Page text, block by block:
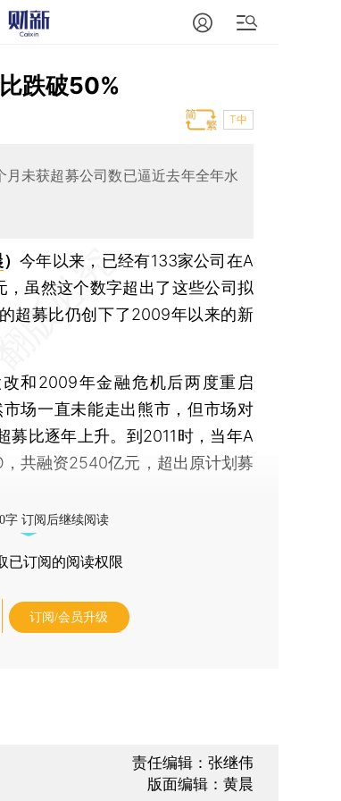
跌破50%
T中
未获超募公司数已逼近去年全年水
）今年以来，已经有133家公司在A
虽然这个数字超出了这些公司拟
超募比仍创下了2009年以来的新
2009年金融危机后两度重启
场一直未能走出熊市，但市场对
募比逐年上升。到2011时，当年A
共融资2540亿元，超出原计划募
字 订阅后继续阅读
已订阅的阅读权限
订阅/会员升级
责任编辑：张继伟
版面编辑：黄晨